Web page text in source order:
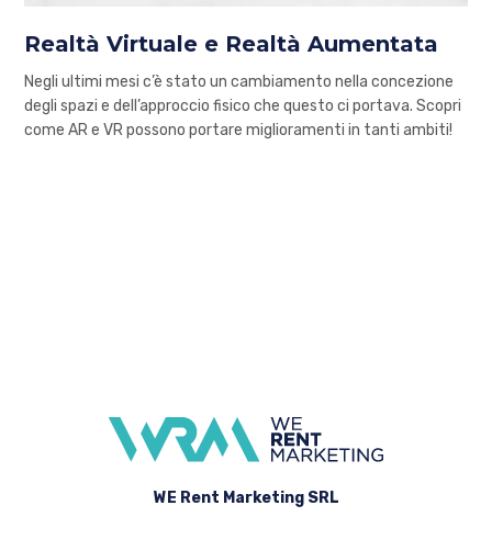
Realtà Virtuale e Realtà Aumentata
Negli ultimi mesi c’è stato un cambiamento nella concezione
degli spazi e dell’approccio fisico che questo ci portava. Scopri
come AR e VR possono portare miglioramenti in tanti ambiti!
WE Rent Marketing SRL